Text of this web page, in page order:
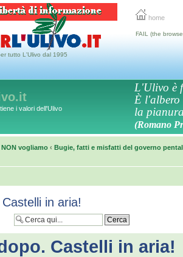
home
tutto L'Ulivo dal 1995
FAIL (the
i valori dell'Ulivo
L'Ulivo è
È l'albero
la
(Romano
vogliamo ‹ Bugie, fatti e misfatti del governo
in aria!
Castelli in aria!